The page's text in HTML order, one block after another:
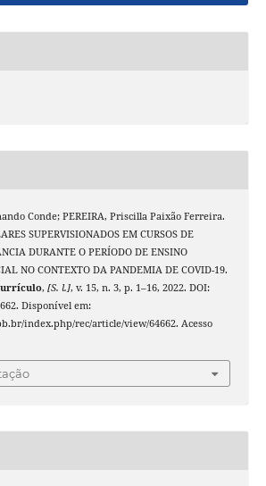
Conde; PEREIRA, Priscilla Paixão Ferreira.
SUPERVISIONADOS EM CURSOS DE
DURANTE O PERÍODO DE ENSINO
NO CONTEXTO DA PANDEMIA DE COVID-19.
, [S. l.], v. 15, n. 3, p. 1–16, 2022. DOI:
Disponível em:
index.php/rec/article/view/64662. Acesso